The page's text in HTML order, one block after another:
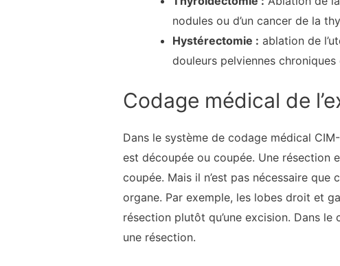
nodules ou d’un cancer de la
Hystérectomie : ablation de
douleurs pelviennes
Codage médical de
Dans le système de codage médical
est découpée ou coupée. Une résection
coupée. Mais il n’est pas nécessaire
organe. Par exemple, les lobes droit et
résection plutôt qu’une excision. Dans
une résection.